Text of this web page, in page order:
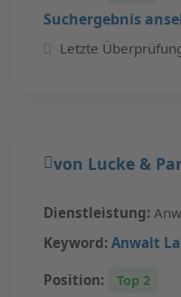
Suchergebnis
Letzte
von Lucke &
Dienstleistung:
Keyword: Anwalt
Position: Top 2